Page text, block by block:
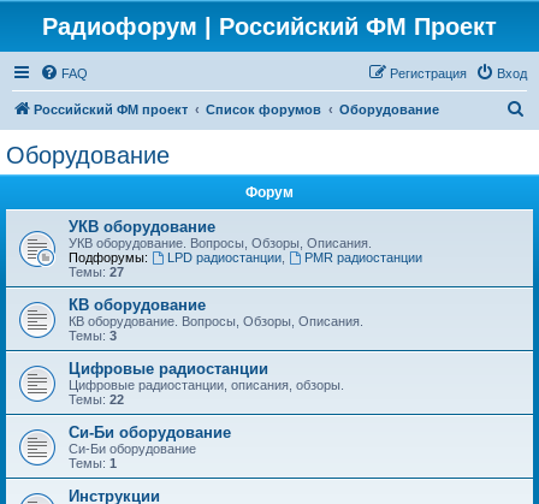
Радиофорум | Российский ФМ Проект
FAQ Вход
Регистрация
Российский ФМ проект Список форумов Оборудование
Оборудование
Форум
УКВ оборудование
УКВ оборудование. Вопросы, Обзоры, Описания.
Подфорумы:
LPD радиостанции,
PMR радиостанции
Темы: 27
КВ оборудование
КВ оборудование. Вопросы, Обзоры, Описания.
Темы: 3
Цифровые радиостанции
Цифровые радиостанции, описания, обзоры.
Темы: 22
Си-Би оборудование
Си-Би оборудование
Темы: 1
Инструкции